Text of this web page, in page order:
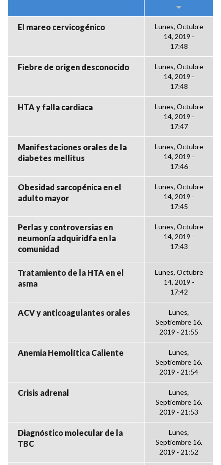
El mareo cervicogénico
Lunes, Octubre
14, 2019 -
17:48
Fiebre de origen desconocido
Lunes, Octubre
14, 2019 -
17:48
HTA y falla cardiaca
Lunes, Octubre
14, 2019 -
17:47
Manifestaciones orales de la
diabetes mellitus
Lunes, Octubre
14, 2019 -
17:46
Obesidad sarcopénica en el
adulto mayor
Lunes, Octubre
14, 2019 -
17:45
Perlas y controversias en
neumonía adquiridfa en la
comunidad
Lunes, Octubre
14, 2019 -
17:43
Tratamiento de la HTA en el
asma
Lunes, Octubre
14, 2019 -
17:42
ACV y anticoagulantes orales
Lunes,
Septiembre 16,
2019 - 21:55
Anemia Hemolítica Caliente
Lunes,
Septiembre 16,
2019 - 21:54
Crisis adrenal
Lunes,
Septiembre 16,
2019 - 21:53
Diagnóstico molecular de la
TBC
Lunes,
Septiembre 16,
2019 - 21:52